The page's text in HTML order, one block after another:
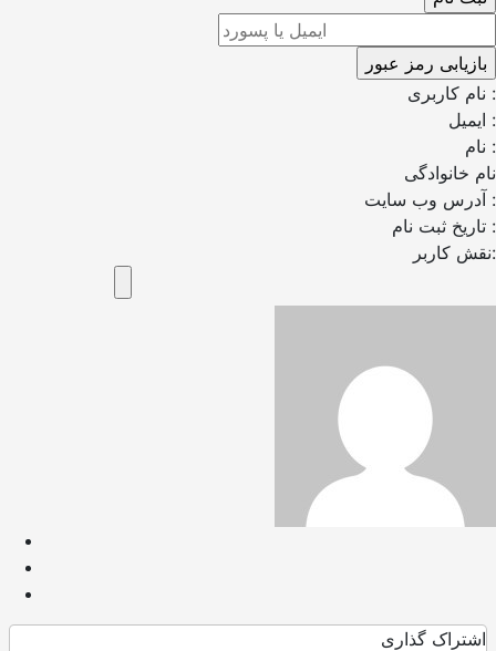
نام کاربری :
ایمیل :
نام :
نام خانوادگی
آدرس وب سایت :
تاریخ ثبت نام :
نقش کاربر:
اشتراک گذاری